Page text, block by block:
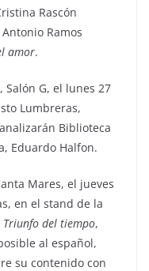
Rascón
Ramos
amor.
G, el lunes 27
Lumbreras,
Biblioteca
Eduardo Halfon.
Mares, el jueves
en el stand de la
Triunfo del tiempo,
al español,
su contenido con